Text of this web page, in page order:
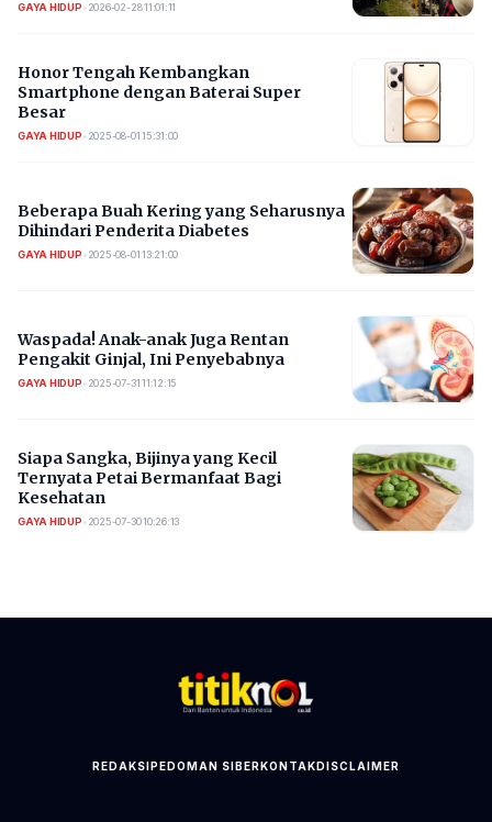
GAYA HIDUP• 2026-02-28 11:01:11
Honor Tengah Kembangkan
Smartphone dengan Baterai Super
Besar
GAYA HIDUP• 2025-08-01 15:31:00
Beberapa Buah Kering yang Seharusnya
Dihindari Penderita Diabetes
GAYA HIDUP• 2025-08-01 13:21:00
Waspada! Anak-anak Juga Rentan
Pengakit Ginjal, Ini Penyebabnya
GAYA HIDUP• 2025-07-31 11:12:15
Siapa Sangka, Bijinya yang Kecil
Ternyata Petai Bermanfaat Bagi
Kesehatan
GAYA HIDUP• 2025-07-30 10:26:13
REDAKSIPEDOMAN SIBERKONTAKDISCLAIMER